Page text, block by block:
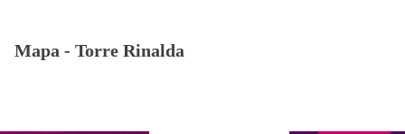
Mapa - Torre Rinalda